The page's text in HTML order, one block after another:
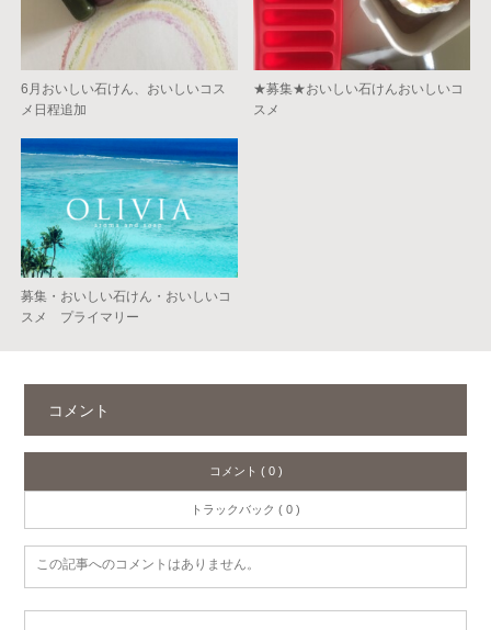
6月おいしい石けん、おいしいコス
メ日程追加
★募集★おいしい石けんおいしいコ
スメ
募集・おいしい石けん・おいしいコ
スメ プライマリー
コメント
コメント ( 0 )
トラックバック ( 0 )
この記事へのコメントはありません。